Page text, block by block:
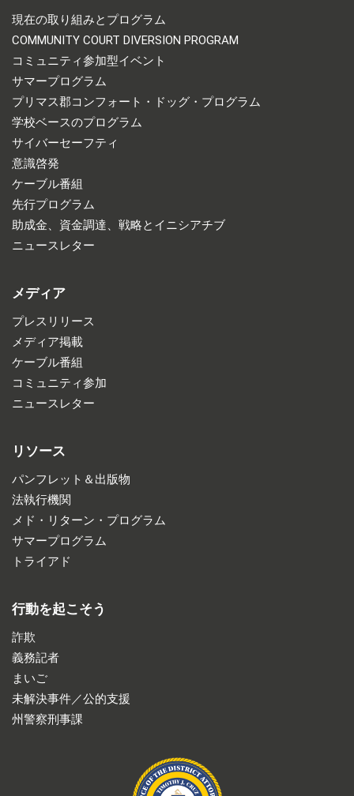
現在の取り組みとプログラム
COMMUNITY COURT DIVERSION PROGRAM
コミュニティ参加型イベント
サマープログラム
プリマス郡コンフォート・ドッグ・プログラム
学校ベースのプログラム
サイバーセーフティ
意識啓発
ケーブル番組
先行プログラム
助成金、資金調達、戦略とイニシアチブ
ニュースレター
メディア
プレスリリース
メディア掲載
ケーブル番組
コミュニティ参加
ニュースレター
リソース
パンフレット＆出版物
法執行機関
メド・リターン・プログラム
サマープログラム
トライアド
行動を起こそう
詐欺
義務記者
まいご
未解決事件／公的支援
州警察刑事課